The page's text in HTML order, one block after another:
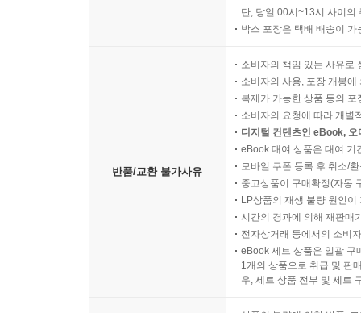
단, 당일 00시~13시 사이의
박스 포장은 택배 배송이
반품/교환 불가사유
소비자의 책임 있는 사유로
소비자의 사용, 포장 개봉
복제가 가능한 상품 등의
소비자의 요청에 따라 개별
디지털 컨텐츠인 eBook,
eBook 대여 상품은 대여 기
모바일 쿠폰 등록 후 취소/
중고상품이 구매확정(자동
LP상품의 재생 불량 원인
시간의 경과에 의해 재판매
전자상거래 등에서의 소비
eBook 세트 상품은 일괄 구
1개의 상품으로 취급 및 판
우, 세트 상품 전부 및 세트